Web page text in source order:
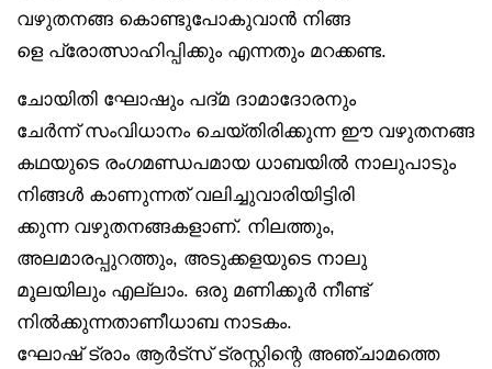
വഴുതനങ്ങ കൊണ്ടുപോകുവാൻ നിങ്ങ
ളെ പ്രോത്സാഹിപ്പിക്കും എന്നതും മറക്കണ്ട.
ചോയിതി ഘോഷും പദ്മ ദാമാദോരനും
ചേർന്ന് സംവിധാനം ചെയ്തിരിക്കുന്ന ഈ വഴുതനങ്ങ
കഥയുടെ രംഗമണ്ഡപമായ ധാബയിൽ നാലുപാടും
നിങ്ങൾ കാണുന്നത് വലിച്ചുവാരിയിട്ടിരി
ക്കുന്ന വഴുതനങ്ങകളാണ്. നിലത്തും,
അലമാരപ്പുറത്തും, അടുക്കളയുടെ നാലു
മൂലയിലും എല്ലാം. ഒരു മണിക്കൂർ നീണ്ട്
നിൽക്കുന്നതാണീധാബ നാടകം.
ഘോഷ് ട്രാം ആർട്‌സ് ട്രസ്റ്റിന്റെ അഞ്ചാമത്തെ